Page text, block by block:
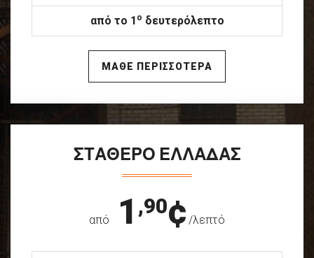
από το 1 ο δευτερόλεπτο
ΜΑΘΕ ΠΕΡΙΣΣΟΤΕΡΑ
ΣΤΑΘΕΡΟ ΕΛΛΑΔΑΣ
από 1 ,90¢ /λεπτό